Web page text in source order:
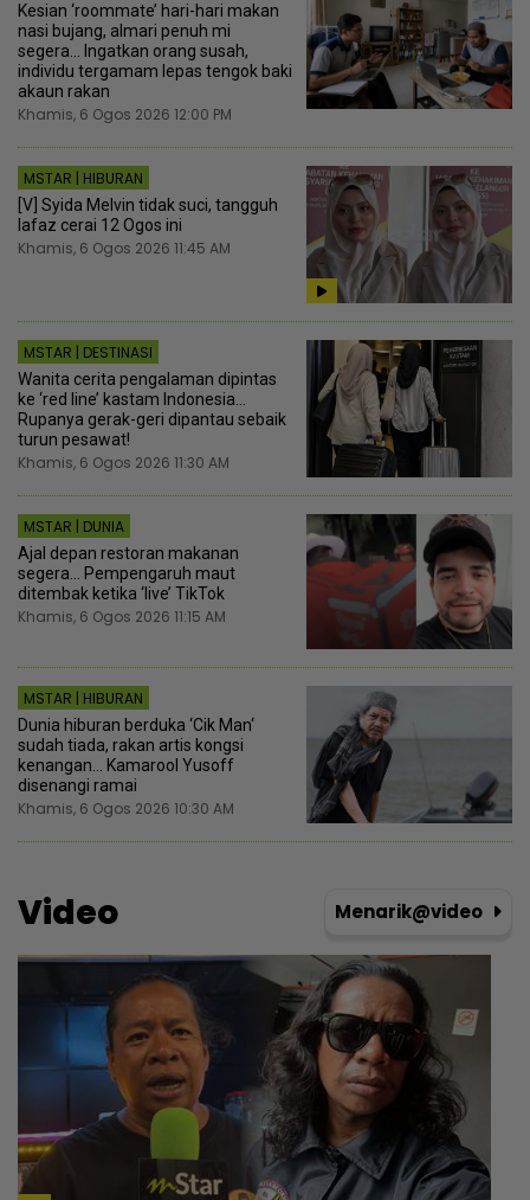
Kesian ‘roommate’ hari-hari makan
nasi bujang, almari penuh mi
segera... Ingatkan orang susah,
individu tergamam lepas tengok baki
akaun rakan
Khamis, 6 Ogos 2026 12:00 PM
MSTAR | HIBURAN
[V] Syida Melvin tidak suci, tangguh
lafaz cerai 12 Ogos ini
Khamis, 6 Ogos 2026 11:45 AM
MSTAR | DESTINASI
Wanita cerita pengalaman dipintas
ke ‘red line’ kastam Indonesia...
Rupanya gerak-geri dipantau sebaik
turun pesawat!
Khamis, 6 Ogos 2026 11:30 AM
MSTAR | DUNIA
Ajal depan restoran makanan
segera... Pempengaruh maut
ditembak ketika ‘live’ TikTok
Khamis, 6 Ogos 2026 11:15 AM
MSTAR | HIBURAN
Dunia hiburan berduka ‘Cik Man‘
sudah tiada, rakan artis kongsi
kenangan... Kamarool Yusoff
disenangi ramai
Khamis, 6 Ogos 2026 10:30 AM
Video Menarik@video